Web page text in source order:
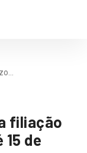
filiação
de